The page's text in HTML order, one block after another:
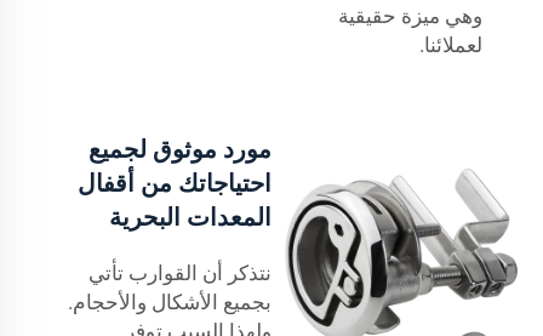
وهي ميزة حقيقية
لعملائنا.
مورد موثوق لجميع
احتياجاتك من أقفال
المعدات البحرية
نتذكر أن القوارب تأتي
بجميع الأشكال والأحجام.
ولهذا السبب توفر